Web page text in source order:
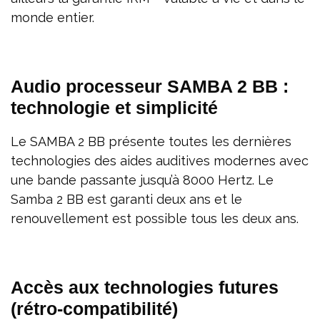
monde entier.
Audio processeur SAMBA 2 BB :
technologie et simplicité
Le SAMBA 2 BB présente toutes les dernières
technologies des aides auditives modernes avec
une bande passante jusqu’à 8000 Hertz. Le
Samba 2 BB est garanti deux ans et le
renouvellement est possible tous les deux ans.
Accès aux technologies futures
(rétro-compatibilité)